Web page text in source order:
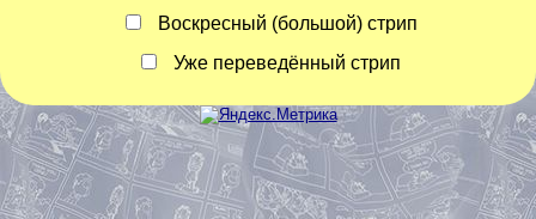
Воскресный (большой) стрип
Уже переведённый стрип